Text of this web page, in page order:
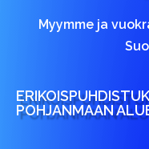
Myymme ja
POHJANMAAN